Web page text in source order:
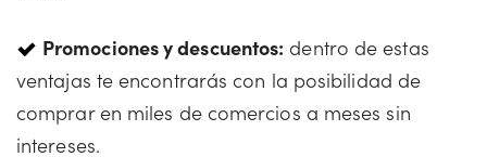
Promociones y descuentos: dentro de estas
ventajas te encontrarás con la posibilidad de
comprar en miles de comercios a meses sin
intereses.